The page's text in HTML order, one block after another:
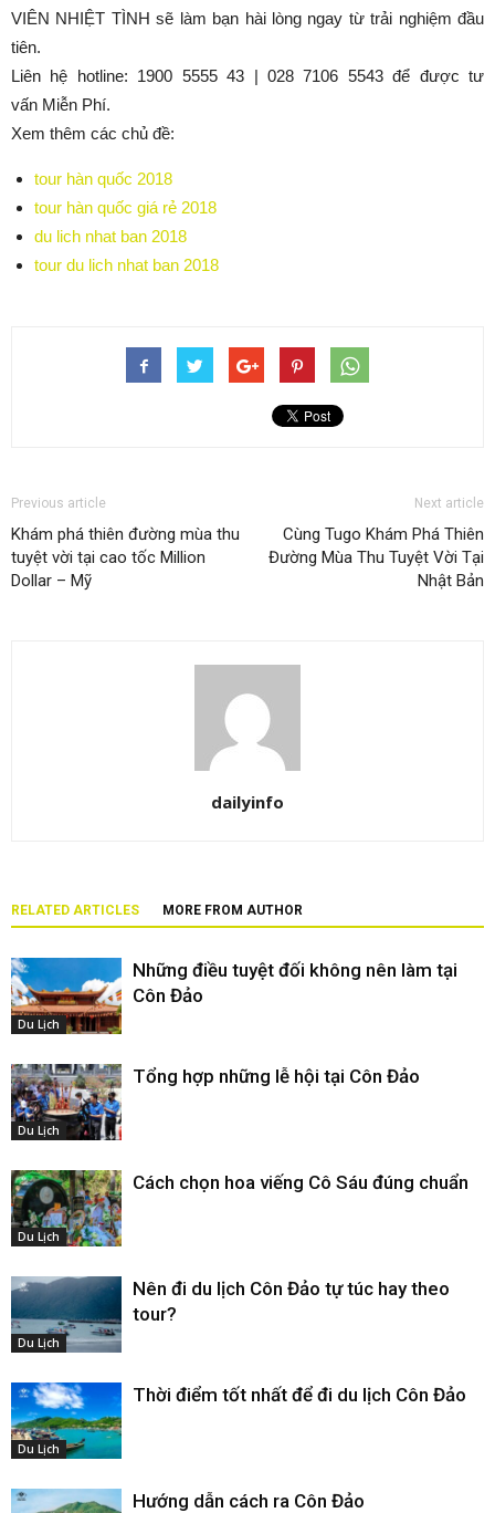
VIÊN NHIỆT TÌNH sẽ làm bạn hài lòng ngay từ trải nghiệm đầu
tiên.
Liên hệ hotline: 1900 5555 43 | 028 7106 5543 để được tư
vấn Miễn Phí.
Xem thêm các chủ đề:
tour hàn quốc 2018
tour hàn quốc giá rẻ 2018
du lich nhat ban 2018
tour du lich nhat ban 2018
Previous article
Khám phá thiên đường mùa thu
tuyệt vời tại cao tốc Million
Dollar – Mỹ
Next article
Cùng Tugo Khám Phá Thiên
Đường Mùa Thu Tuyệt Vời Tại
Nhật Bản
dailyinfo
RELATED ARTICLES MORE FROM AUTHOR
Du Lịch
Những điều tuyệt đối không nên làm tại
Côn Đảo
Du Lịch
Tổng hợp những lễ hội tại Côn Đảo
Du Lịch
Cách chọn hoa viếng Cô Sáu đúng chuẩn
Du Lịch
Nên đi du lịch Côn Đảo tự túc hay theo
tour?
Du Lịch
Thời điểm tốt nhất để đi du lịch Côn Đảo
Hướng dẫn cách ra Côn Đảo